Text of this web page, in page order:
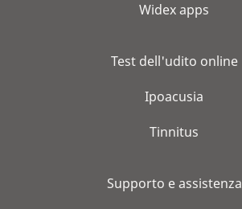
Widex apps
Test dell'udito online
Ipoacusia
Tinnitus
Supporto e assistenza